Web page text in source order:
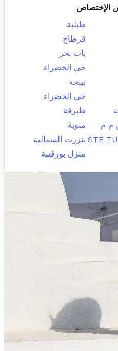
الإختصاص
طبلبة
قرطاج
باب بحر
حي الخضراء
تينجة
حي الخضراء
طبرقة
م م
منوبة
STE بنزرت الشمالية
منزل بورقيبة